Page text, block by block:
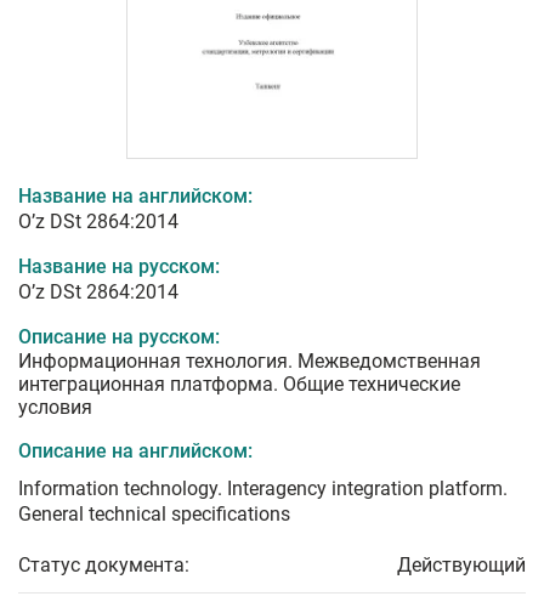
Название на английском:
O’z DSt 2864:2014
Название на русском:
O’z DSt 2864:2014
Описание на русском:
Информационная технология. Межведомственная
интеграционная платформа. Общие технические
условия
Описание на английском:
Information technology. Interagency integration platform.
General technical specifications
Статус документа: Действующий